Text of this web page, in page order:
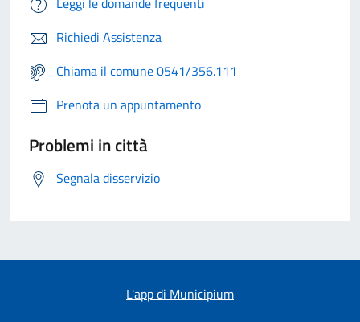
Richiedi Assistenza
Chiama il comune 0541/356.111
Prenota un appuntamento
Problemi in città
Segnala disservizio
L'app di Municipium